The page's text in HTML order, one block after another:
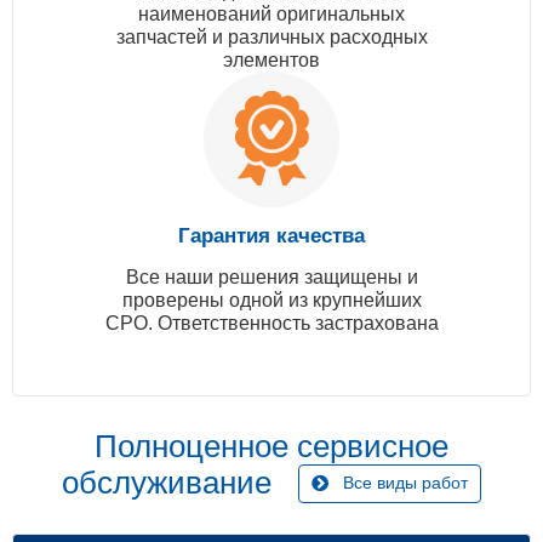
наименований оригинальных
запчастей и различных расходных
элементов
Гарантия качества
Все наши решения защищены и
проверены одной из крупнейших
СРО. Ответственность застрахована
Полноценное сервисное
обслуживание
Все виды работ